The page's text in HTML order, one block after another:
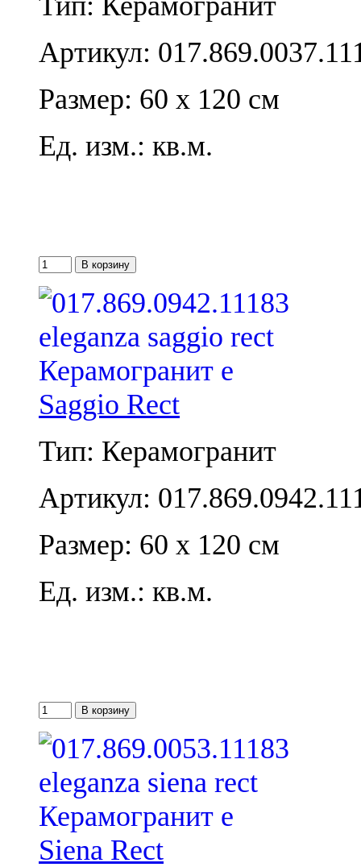
Артикул:
Размер: 60 x 120 см
Ед. изм.: кв.м.
Saggio Rect
Тип: Керамогранит
Артикул:
Размер: 60 x 120 см
Ед. изм.: кв.м.
Siena Rect